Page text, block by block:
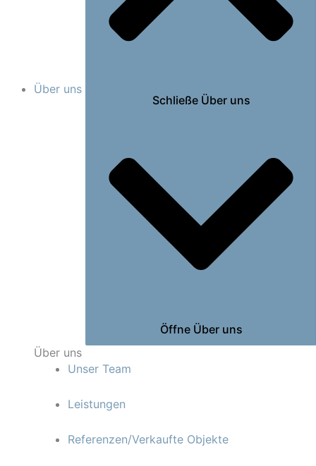
Über uns
Schließe Über uns
Öffne Über uns
Über uns
Unser Team
Leistungen
Referenzen/Verkaufte Objekte